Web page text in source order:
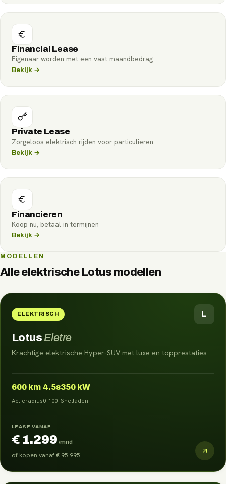
Financial Lease
Eigenaar worden met een vast maandbedrag
Bekijk →
Private Lease
Zorgeloos elektrisch rijden voor particulieren
Bekijk →
Financieren
Koop nu, betaal in termijnen
Bekijk →
MODELLEN
Alle elektrische Lotus modellen
ELEKTRISCH L
Lotus Eletre
Krachtige elektrische Hyper-SUV met luxe en topprestaties
600 km
Actieradius
4.5s
0–100
350 kW
Snelladen
LEASE VANAF
€ 1.299 /mnd
of kopen vanaf€ 95.995